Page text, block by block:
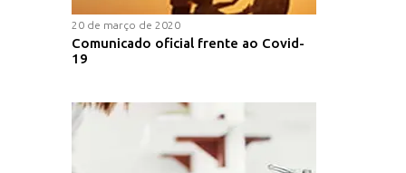
20 de março de 2020
Comunicado oficial frente ao Covid-
19